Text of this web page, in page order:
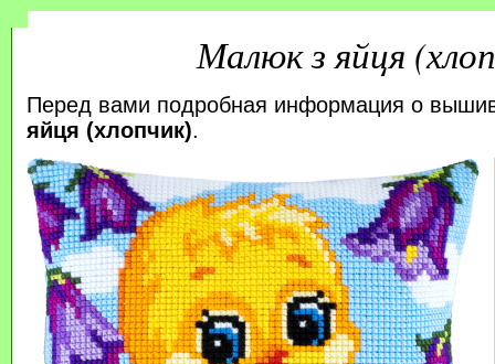
Малюк з яйця
Перед вами подробная информация о
яйця (хлопчик).